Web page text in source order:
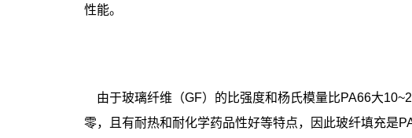
性能。
由于玻璃纤维（GF）的比强度和杨氏模量比PA66大
零，且有耐热和耐化学药品性好等特点，因此玻纤填充是